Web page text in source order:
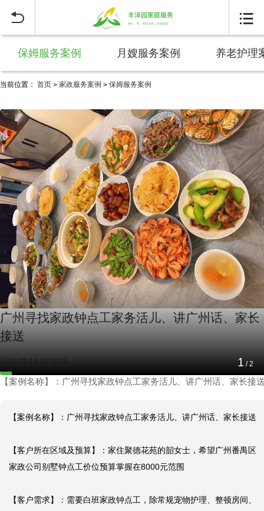
 
保姆服务案例 月嫂服务案例 养老护理
当前位置： 首页 > 家政服务案例 > 保姆服务案例
2 /2
广州寻找家政钟点工家务活儿、讲广州话、家长
接送
2024-09-14 14:18:32
【案例名称】：广州寻找家政钟点工家务活儿、讲广州话、家长接
【案例名称】：广州寻找家政钟点工家务活儿、讲广州话、家长接送
【客户所在区域及预算】：家住聚德花苑的韶女士，希望广州番禺区
家政公司别墅钟点工价位预算掌握在8000元范围
【客户需求】：需要白班家政钟点工，除常规宠物护理、整顿房间、